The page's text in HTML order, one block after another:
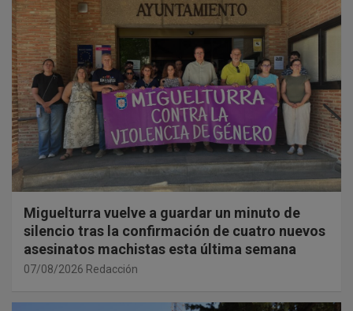
Miguelturra vuelve a guardar un minuto de
silencio tras la confirmación de cuatro nuevos
asesinatos machistas esta última semana
07/08/2026 Redacción